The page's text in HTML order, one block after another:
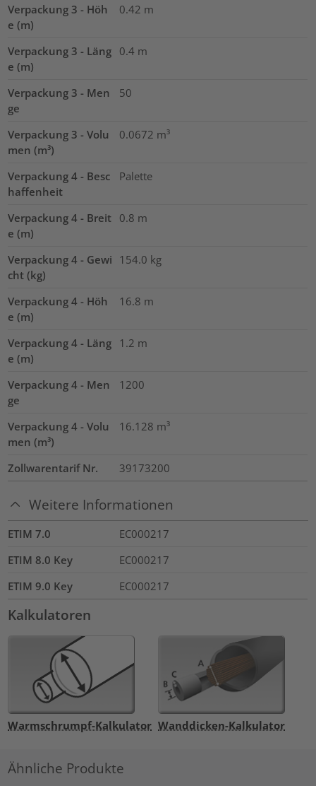
Verpackung 3 - Höh
e (m)
0.42 m
Verpackung 3 - Läng
e (m)
0.4 m
Verpackung 3 - Men
ge
50
Verpackung 3 - Volu
men (m³)
0.0672 m³
Verpackung 4 - Besc
haffenheit
Palette
Verpackung 4 - Breit
e (m)
0.8 m
Verpackung 4 - Gewi
cht (kg)
154.0 kg
Verpackung 4 - Höh
e (m)
16.8 m
Verpackung 4 - Läng
e (m)
1.2 m
Verpackung 4 - Men
ge
1200
Verpackung 4 - Volu
men (m³)
16.128 m³
Zollwarentarif Nr. 39173200
Weitere Informationen
ETIM 7.0
EC000217
ETIM 8.0 Key
EC000217
ETIM 9.0 Key
EC000217
Kalkulatoren
Warmschrumpf-Kalkulator Wanddicken-Kalkulator
Ähnliche Produkte